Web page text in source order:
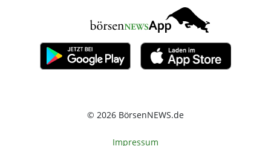
© 2026 BörsenNEWS.de
Impressum